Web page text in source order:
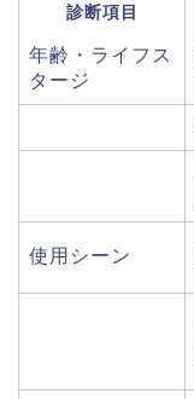
診断項目
年齢・ライフス
タージ
使用シーン